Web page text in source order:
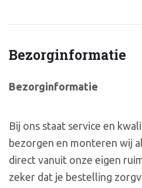
Bezorginformatie
Bezorginformatie
Bij ons staat service en
bezorgen en monteren wij
direct vanuit onze eigen
zeker dat je bestelling